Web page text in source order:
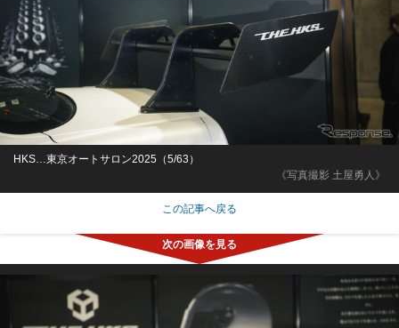
《写真撮影 土屋勇人》
HKS…東京オートサロン2025（5/63）
この記事へ戻る